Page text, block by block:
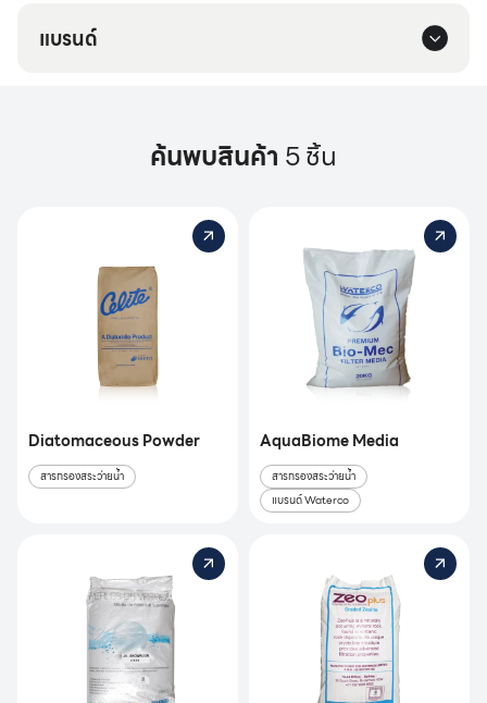
แบรนด์
ค้นพบสินค้า 5 ชิ้น
Diatomaceous Powder
สารกรองสระว่ายน้ำ
AquaBiome Media
สารกรองสระว่ายน้ำ
แบรนด์ Waterco